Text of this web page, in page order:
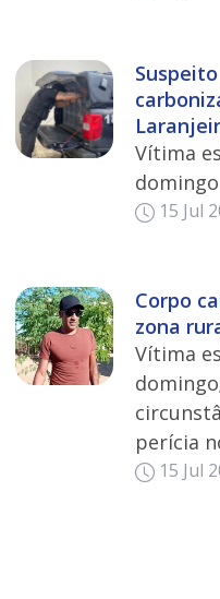
Vítima
15 Jul
Corpo
zona
Vítima
perícia
15 Jul